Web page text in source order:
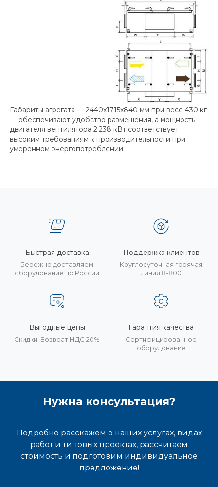
Габариты агрегата — 2440x1715x840 мм при весе 430 кг
— обеспечивают удобство размещения, а мощность
двигателя вентилятора 2.238 кВт соответствует
высоким требованиям к производительности при
умеренном энергопотреблении.
Быстрая доставка
Бережно доставляем
оборудование по России
Поддержка клиентов
Круглосуточная горячая
линия 8-800
Выгодные цены
Скидки. Возврат НДС 20%
Гарантия качества
Сертифицированное
оборудование
Нужна консультация?
Подробно расскажем о наших услугах, видах
работ и типовых проектах, рассчитаем
стоимость и подготовим индивидуальное
предложение!